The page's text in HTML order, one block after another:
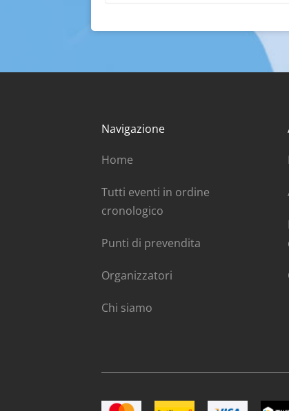
Navigazione
Home
Tutti eventi in ordine
cronologico
Punti di prevendita
Organizzatori
Chi siamo